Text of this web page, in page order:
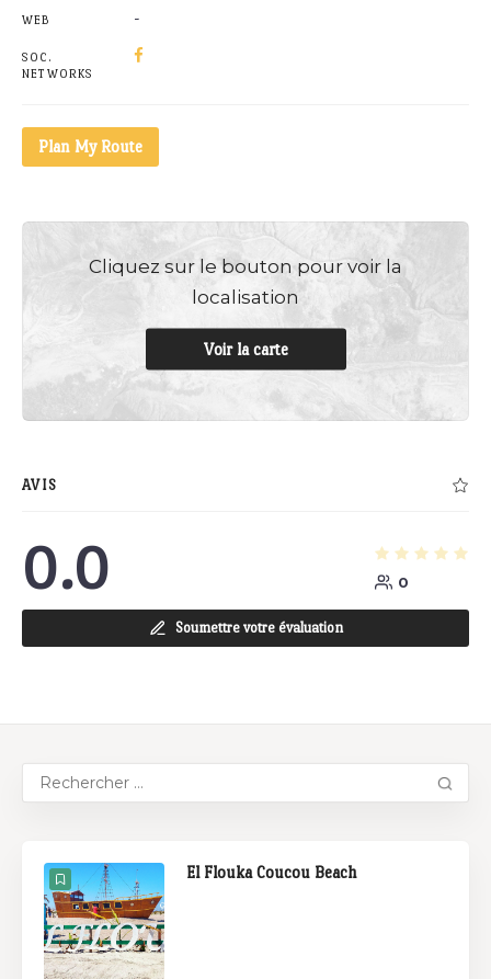
WEB -
SOC.
NETWORKS
Plan My Route
Cliquez sur le bouton pour voir la
localisation
Voir la carte
AVIS
0.0 0
Soumettre votre évaluation
El Flouka Coucou Beach